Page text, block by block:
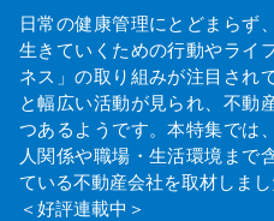
日常の健康管理にとどまらず
生きていくための行動やライ
ネス」の取り組みが注目され
と幅広い活動が見られ、不動
つあるようです。本特集では
人関係や職場・生活環境まで
ている不動産会社を取材しまし
＜好評連載中＞